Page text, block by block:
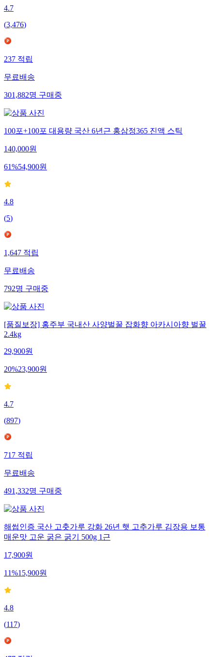
4.7
(3,476)
237적립
무료배송
301,882명구매중
100포+100포 대용량 국산 6년근 홍삼정365 진액 스틱
140,000원
61%54,900원
4.8
(5)
1,647적립
무료배송
792명구매중
[품질보장] 홍주부 국내산 사양벌꿀 잡화향 아카시아향 벌꿀
2.4kg
29,900원
20%23,900원
4.7
(897)
717적립
무료배송
491,332명구매중
해썹인증 국산 고춧가루 강화 26년 햇 고추가루 김장용 보통
매운맛 고운 굵은 굵기 500g 1근
17,900원
11%15,900원
4.8
(117)